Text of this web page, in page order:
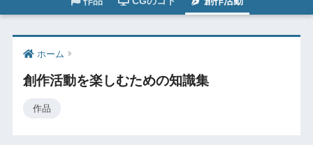
ホーム
創作活動を楽しむための知識集
作品